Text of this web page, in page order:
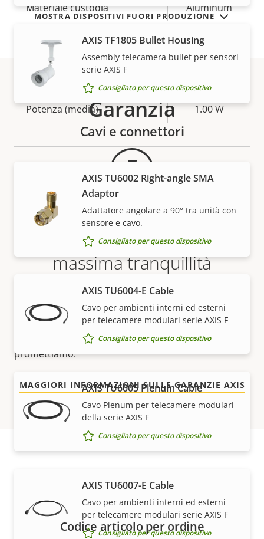
Materiale custodia Aluminum
Power
Descrizione
proprietà
Valore
proprietà
Potenza (massima)
Potenza (media) 1.00 W
AXIS TF1805 Bullet Housing
Assembly telecamera bullet per sensori
serie AXIS F
Consigliato per questo dispositivo
Cavi e connettori
AXIS TU6002 Right-angle SMA
Adaptor
Adattatore angolare a 90° tra unità con
sensore e cavo.
Consigliato per questo dispositivo
AXIS TU6004-E Cable
Cavo per ambienti interni ed esterni
per telecamere modulari serie AXIS F
Consigliato per questo dispositivo
AXIS TU6005 Plenum Cable
Cavo Plenum per telecamere modulari
della serie AXIS F
Consigliato per questo dispositivo
AXIS TU6007-E Cable
Cavo per ambienti interni ed esterni
per telecamere modulari serie AXIS F
Consigliato per questo dispositivo
MOSTRA DISPOSITIVI FUORI PRODUZIONE
Garanzia
5 anni di garanzia per la
massima tranquillità
La nostra nuova garanzia di 5 anni offre anni di
funzionamento senza problemi e contenimento dei
costi. E non ci sono sorprese nascoste nelle clausole
scritte in piccolo: otterrai esattamente quello che
promettiamo.
MAGGIORI INFORMAZIONI SULLE GARANZIE AXIS
Codici
Codice articolo per ordine